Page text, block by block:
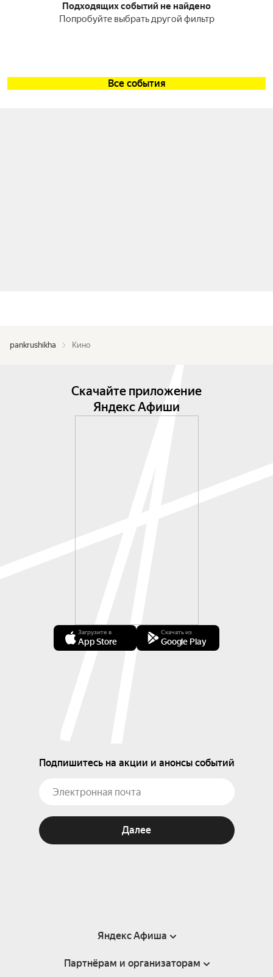
Подходящих событий не найдено
Попробуйте выбрать другой фильтр
Все события
pankrushikha Кино
Скачайте приложение
Яндекс Афиши
Загрузите в
App Store
Скачать из
Google Play
Подпишитесь на акции и анонсы событий
Далее
Яндекс Афиша
Справка
Партнёрам и организаторам